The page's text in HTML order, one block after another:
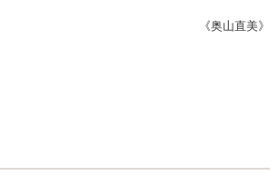
《奥山直美》